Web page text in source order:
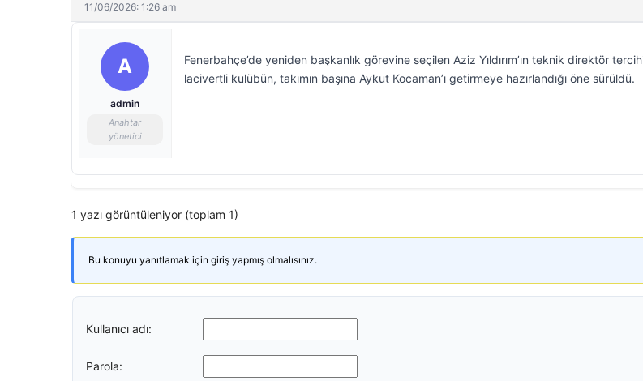
11/06/2026: 1:26 am
A
admin
Anahtar
yönetici
Fenerbahçe’de yeniden başkanlık görevine seçilen Aziz Yıldırım’ın teknik direktör
lacivertli kulübün, takımın başına Aykut Kocaman’ı getirmeye hazırlandığı öne sürüldü.
1 yazı görüntüleniyor (toplam 1)
Bu konuyu yanıtlamak için giriş yapmış olmalısınız.
Kullanıcı adı:
Parola: